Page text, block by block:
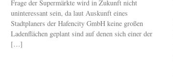
Frage der Supermärkte wird in Zukunft nicht
uninteressant sein, da laut Auskunft eines
Stadtplaners der Hafencity GmbH keine großen
Ladenflächen geplant sind auf denen sich einer der
[…]